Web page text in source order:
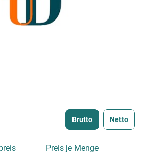
Brutto Netto
Preis je Menge